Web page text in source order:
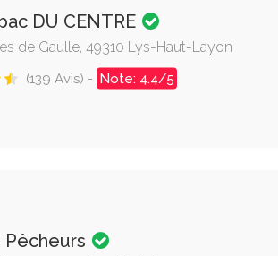
DU CENTRE
de Gaulle, 49310 Lys-Haut-Layon
(139 Avis) - Note: 4.4/5
Pêcheurs